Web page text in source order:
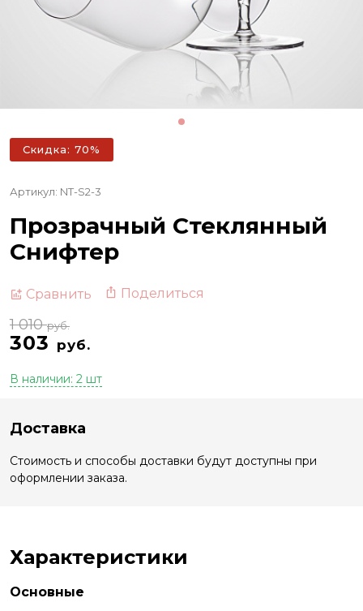
Скидка: 70%
Артикул: NT-S2-3
Прозрачный Стеклянный
Снифтер
Сравнить Поделиться
303 руб.
1 010руб.
В наличии: 2 шт
Доставка
Стоимость и способы доставки будут доступны при
оформлении заказа.
Характеристики
Основные